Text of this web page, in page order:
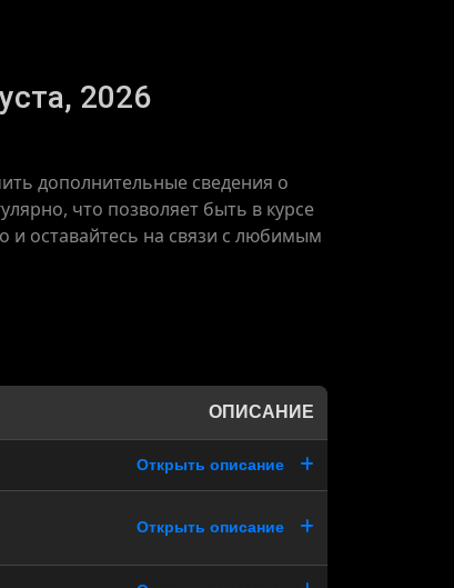
2026
дополнительные сведения о
что позволяет быть в курсе
и оставайтесь на связи с любимым
ОПИСАНИЕ
Открыть описание
Открыть описание